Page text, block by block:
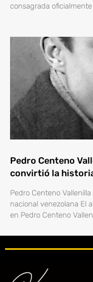
consagrada
Pedro Centeno
convirtió la
Pedro Centeno
nacional venezolana El
en Pedro Centeno